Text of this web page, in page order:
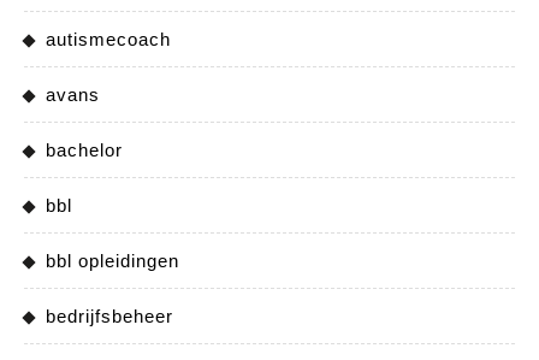
autismecoach
avans
bachelor
bbl
bbl opleidingen
bedrijfsbeheer